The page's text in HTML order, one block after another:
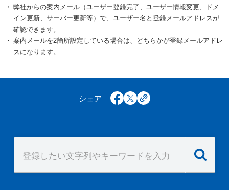
弊社からの案内メール（ユーザー登録完了、ユーザー情報変更、ドメ
イン更新、サーバー更新等）で、ユーザー名と登録メールアドレスが
確認できます。
案内メールを2箇所設定している場合は、どちらかが登録メールアドレ
スになります。
シェア facebook
x copy